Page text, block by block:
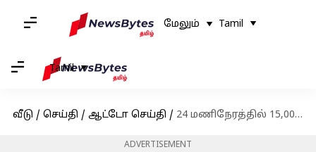
மேலும் Tamil
Tamil
வீடு / செய்தி / ஆட்டோ செய்தி / 24 மணிநேரத்தில் 15,000க்கும் மேற்பட்ட முன்பதிவுகள்; எம்ஜி விண்ட்சர் எலக்ட்ரிக் கார் சாதனை
ADVERTISEMENT